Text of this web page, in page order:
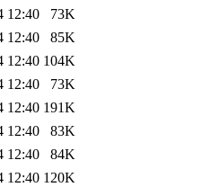
12:40
73K
12:40
85K
12:40 104K
12:40
73K
12:40 191K
12:40
83K
12:40
84K
12:40 120K